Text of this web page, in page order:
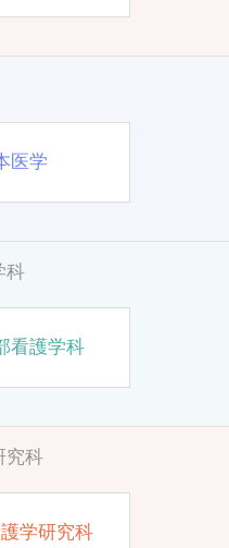
医学
科
看護学科
究科
学研究科